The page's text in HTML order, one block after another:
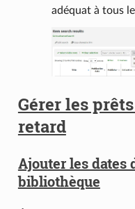
adéquat à tous
Gérer les
retard
Ajouter les dates
bibliothèque